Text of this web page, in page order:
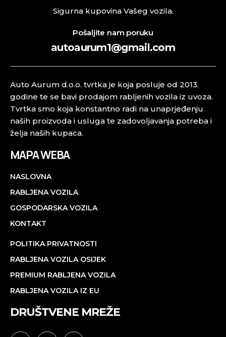
Sigurna kupovina Vašeg vozila.
Pošaljite nam poruku
autoaurum1@gmail.com
Auto Aurum d.o.o. tvrtka je koja posluje od 2013.
godine te se bavi prodajom rabljenih vozila iz uvoza.
Tvrtka smo koja konstantno radi na unaprjeđenju
naših proizvoda i usluga te zadovoljavanja potreba i
želja naših kupaca.
MAPA WEBA
NASLOVNA
RABLJENA VOZILA
GOSPODARSKA VOZILA
KONTAKT
POLITIKA PRIVATNOSTI
RABLJENA VOZILA OSIJEK
PREMIUM RABLJENA VOZILA
RABLJENA VOZILA IZ EU
DRUŠTVENE MREŽE